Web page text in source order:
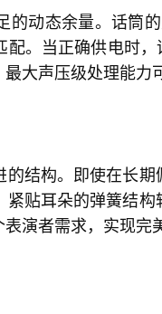
动态余量。话筒
。当正确供电时
大声压级处理能力
结构。即使在长
贴耳朵的弹簧结
演者需求，实现完